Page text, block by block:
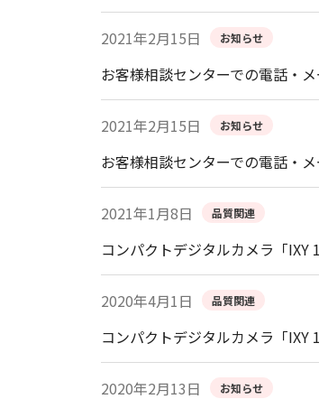
2021年2月15日 お知らせ
お客様相談センターでの電話・
2021年2月15日 お知らせ
お客様相談センターでの電話・
2021年1月8日 品質関連
コンパクトデジタルカメラ「
2020年4月1日 品質関連
コンパクトデジタルカメラ「
2020年2月13日 お知らせ